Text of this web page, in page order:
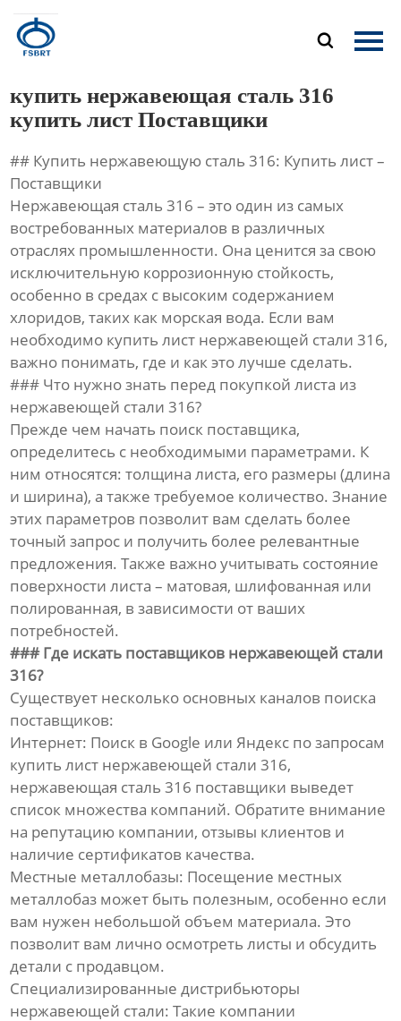

Главная
Новости
Контакты
купить нержавеющая сталь 316
купить лист Поставщики
## Купить нержавеющую сталь 316: Купить лист –
Поставщики
Нержавеющая сталь 316 – это один из самых
востребованных материалов в различных
отраслях промышленности. Она ценится за свою
исключительную коррозионную стойкость,
особенно в средах с высоким содержанием
хлоридов, таких как морская вода. Если вам
необходимо купить лист нержавеющей стали 316,
важно понимать, где и как это лучше сделать.
### Что нужно знать перед покупкой листа из
нержавеющей стали 316?
Прежде чем начать поиск поставщика,
определитесь с необходимыми параметрами. К
ним относятся: толщина листа, его размеры (длина
и ширина), а также требуемое количество. Знание
этих параметров позволит вам сделать более
точный запрос и получить более релевантные
предложения. Также важно учитывать состояние
поверхности листа – матовая, шлифованная или
полированная, в зависимости от ваших
потребностей.
### Где искать поставщиков нержавеющей стали
316?
Существует несколько основных каналов поиска
поставщиков:
Интернет: Поиск в Google или Яндекс по запросам
купить лист нержавеющей стали 316,
нержавеющая сталь 316 поставщики выведет
список множества компаний. Обратите внимание
на репутацию компании, отзывы клиентов и
наличие сертификатов качества.
Местные металлобазы: Посещение местных
металлобаз может быть полезным, особенно если
вам нужен небольшой объем материала. Это
позволит вам лично осмотреть листы и обсудить
детали с продавцом.
Специализированные дистрибьюторы
нержавеющей стали: Такие компании